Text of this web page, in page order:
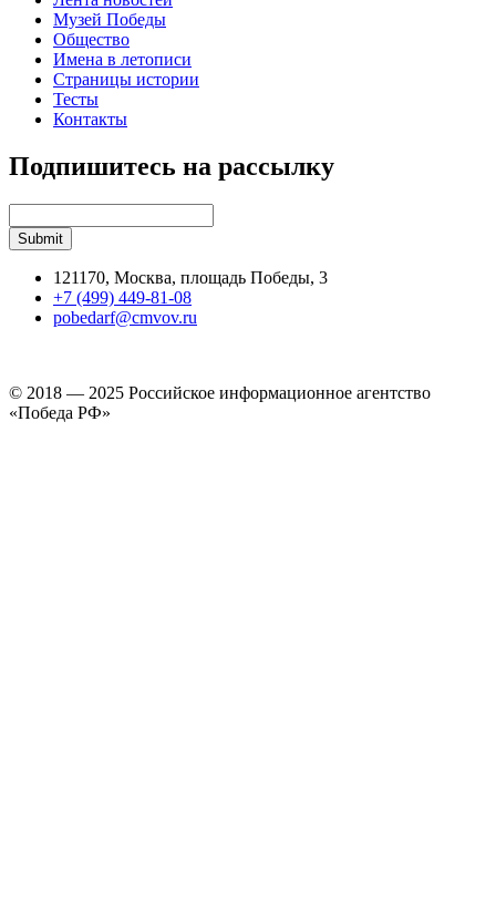
Музей Победы
Общество
Имена в летописи
Страницы истории
Тесты
Контакты
Подпишитесь на рассылку
121170, Москва, площадь Победы, 3
+7 (499) 449-81-08
pobedarf@cmvov.ru
© 2018 — 2025 Российское информационное агентство
«Победа РФ»